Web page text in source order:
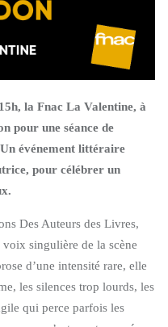
la Fnac La Valentine, à
pour une séance de
événement littéraire
pour célébrer un
Des Auteurs des Livres,
singulière de la scène
d’une intensité rare, elle
les silences trop lourds, les
qui perce parfois les